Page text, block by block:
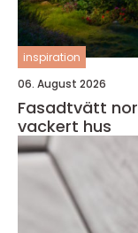
inspiration
06. August 2026
Fasadtvätt
vackert hus